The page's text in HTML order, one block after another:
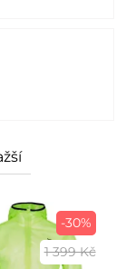
-30%
1 399 Kč